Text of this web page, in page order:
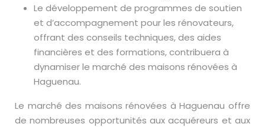
Le développement de programmes de soutien
et d’accompagnement pour les rénovateurs,
offrant des conseils techniques, des aides
financières et des formations, contribuera à
dynamiser le marché des maisons rénovées à
Haguenau.
Le marché des maisons rénovées à Haguenau offre
de nombreuses opportunités aux acquéreurs et aux